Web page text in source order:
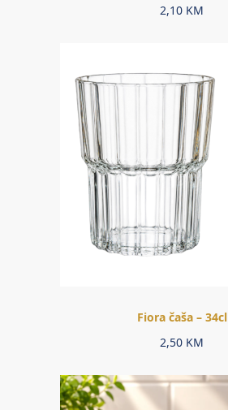
2,10 KM
Fiora čaša – 34cl
2,50 KM